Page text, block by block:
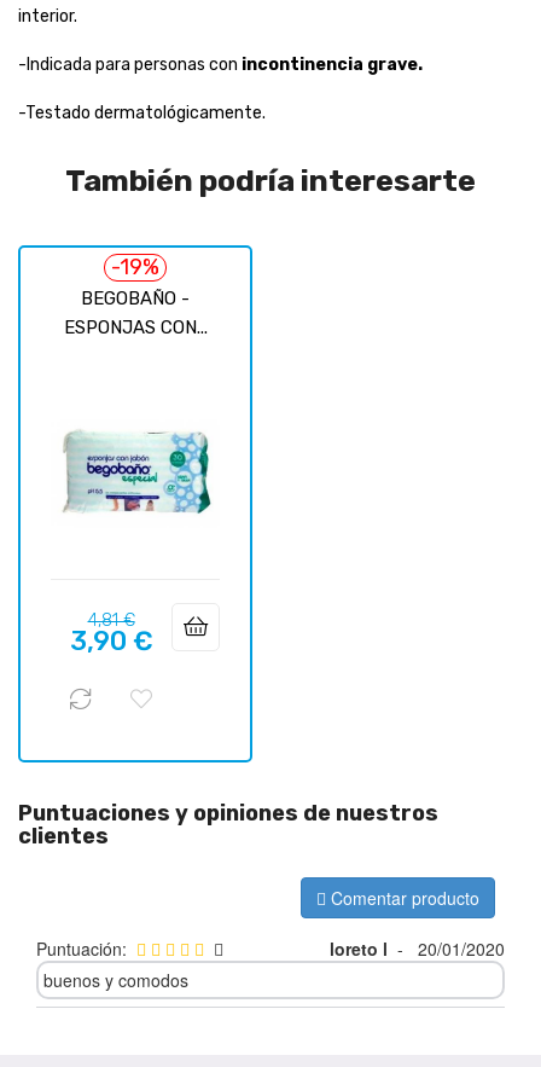
interior.
-Indicada para personas con incontinencia grave.
-Testado dermatológicamente.
También podría interesarte
BEGOBAÑO -
ESPONJAS CON...
-19%
Precio
regular
4,81 €Precio
3,90 €
Puntuaciones y opiniones de nuestros
clientes
Comentar producto
Puntuación: loreto l -
20/01/2020
buenos y comodos